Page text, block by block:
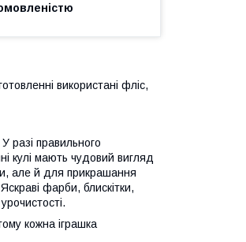
використані фліс,
правильного
кулі мають чудовий вигляд
але й для прикрашання
фарби, блискітки,
кожна іграшка